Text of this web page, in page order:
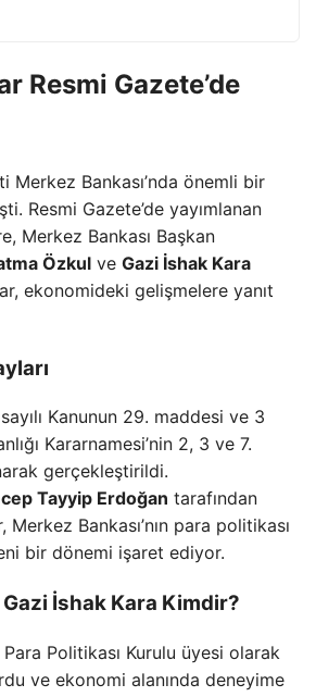
Resmi Gazete’de
Merkez Bankası’nda önemli bir
Resmi Gazete’de yayımlanan
Merkez Bankası Başkan
Özkul ve Gazi İshak Kara
ekonomideki gelişmelere yanıt
Kanunun 29. maddesi ve 3
Kararnamesi’nin 2, 3 ve 7.
gerçekleştirildi.
Tayyip Erdoğan tarafından
Bankası’nın para politikası
bir dönemi işaret ediyor.
İshak Kara Kimdir?
Para Politikası Kurulu üyesi olarak
ve ekonomi alanında deneyime